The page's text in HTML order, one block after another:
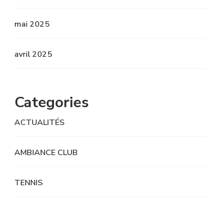
mai 2025
avril 2025
Categories
ACTUALITÉS
AMBIANCE CLUB
TENNIS